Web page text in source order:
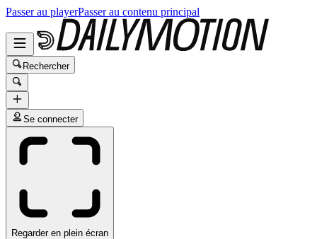
Passer au playerPasser au contenu principal
Rechercher
Se connecter
Regarder en plein écran